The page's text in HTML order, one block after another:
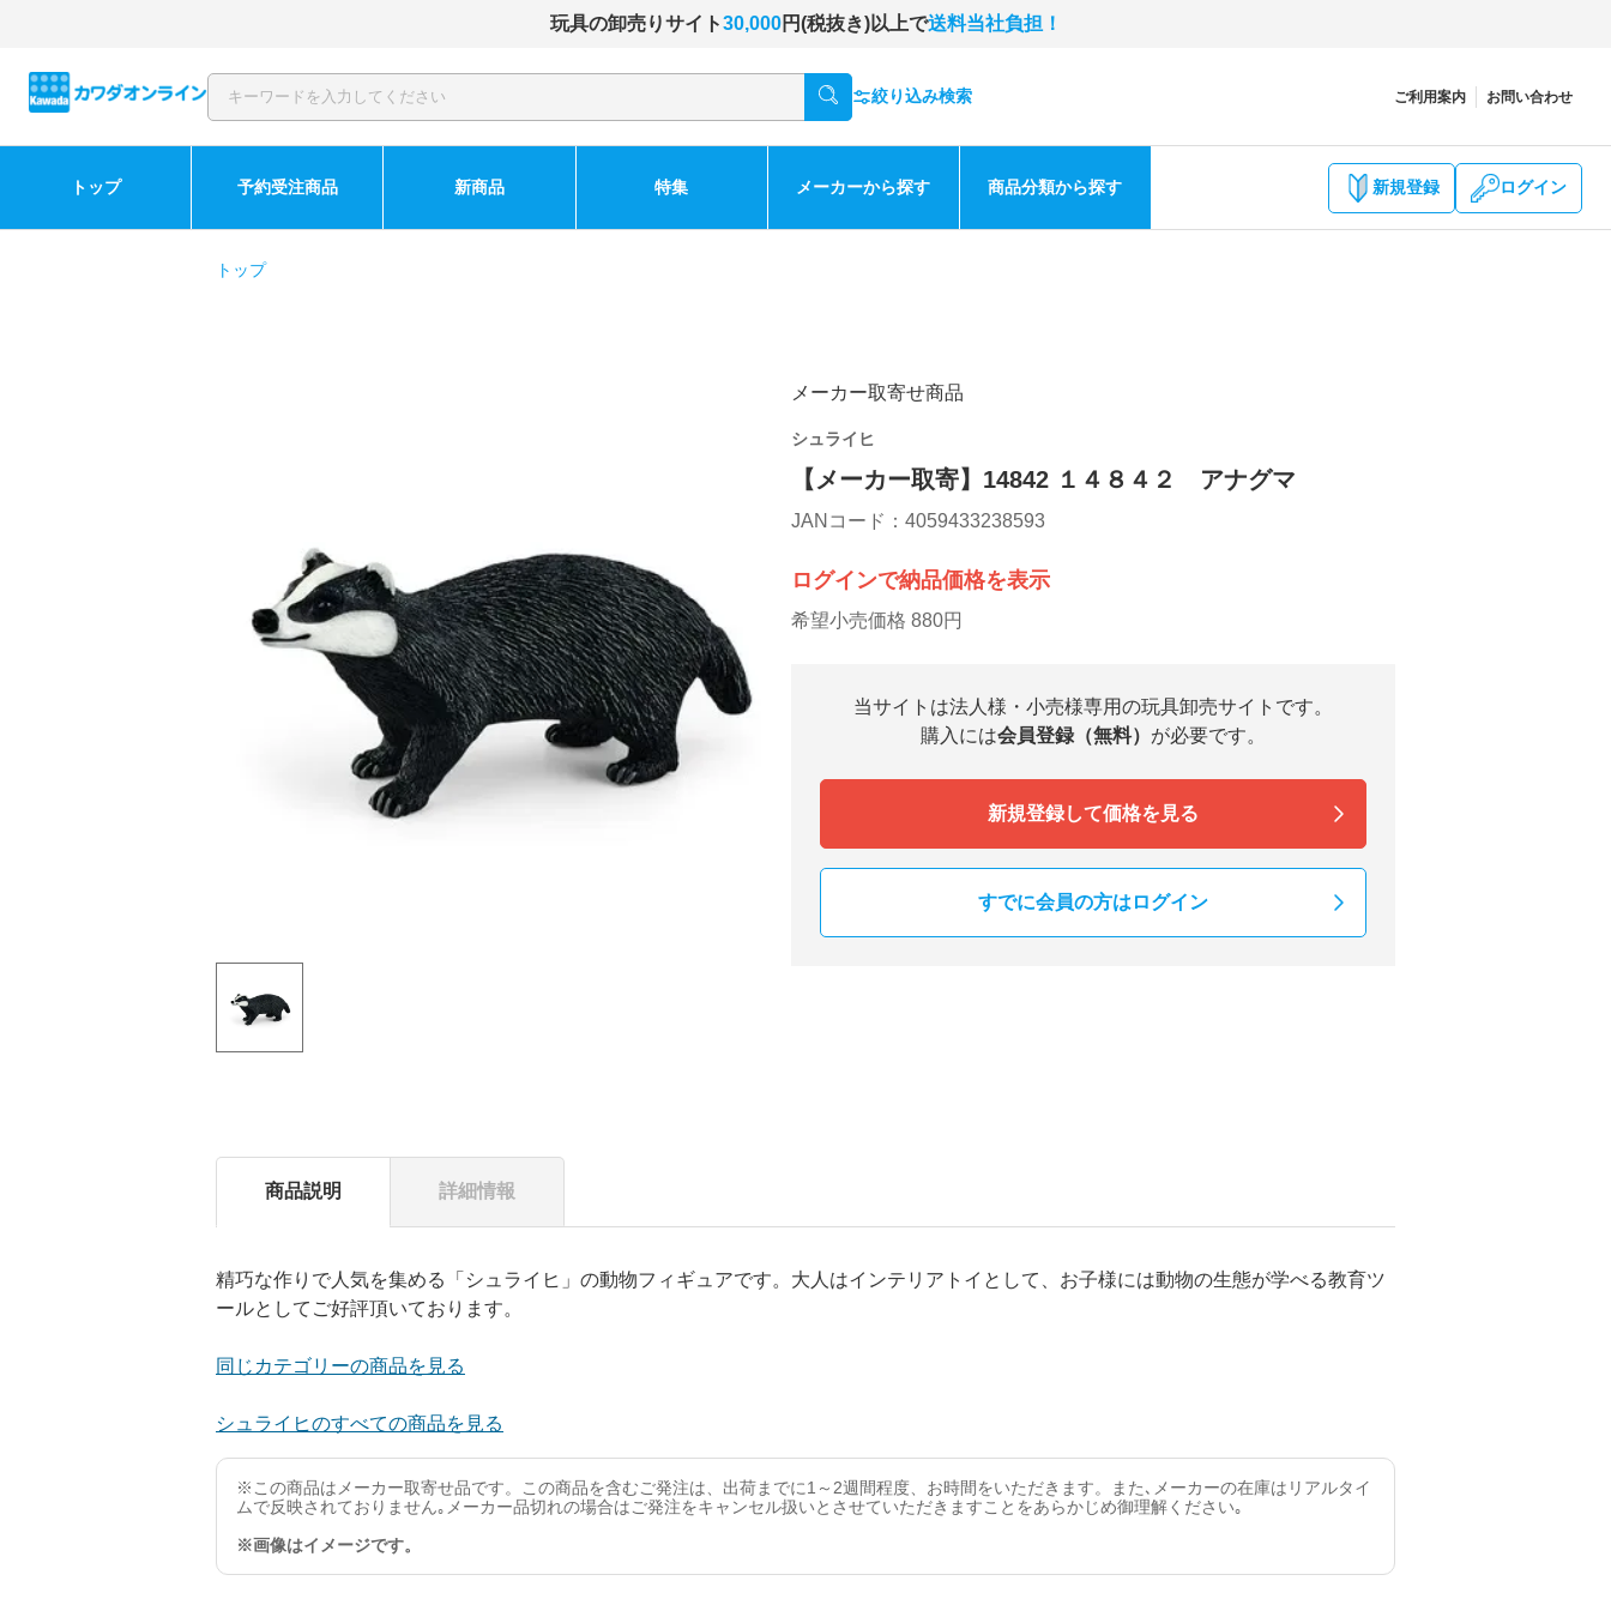
玩具の卸売りサイト30,000円(税抜き)以上で送料当社負担！
絞り込み検索 ご利用案内 お問い合わせ
トップ 予約受注商品 新商品 特集 メーカーから探す 商品分類から探す 新規登録 ログイン
トップ
メーカー取寄せ商品
シュライヒ
【メーカー取寄】14842 １４８４２ アナグマ
JANコード：4059433238593
ログインで納品価格を表示
希望小売価格 880円
当サイトは法人様・小売様専用の玩具卸売サイトです。
購入には会員登録（無料） が必要です。
新規登録して価格を見る
すでに会員の方はログイン
商品説明 詳細情報
精巧な作りで人気を集める「シュライヒ」の動物フィギュアです。大人はインテリアトイとして、お子様には動物の生態が学べる教育ツ
ールとしてご好評頂いております。
同じカテゴリーの商品を見る
シュライヒのすべての商品を見る
※この商品はメーカー取寄せ品です。この商品を含むご発注は、出荷までに1～2週間程度、お時間をいただきます。また､メーカーの在庫はリアルタイ
ムで反映されておりません｡メーカー品切れの場合はご発注をキャンセル扱いとさせていただきますことをあらかじめ御理解ください｡
※画像はイメージです。